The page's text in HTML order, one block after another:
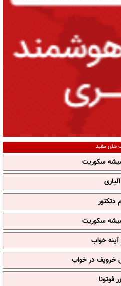
های مفید
سکوریت
آلپاری
دتکتور
سکوریت
خواب
خروپف در خواب
فوتونا